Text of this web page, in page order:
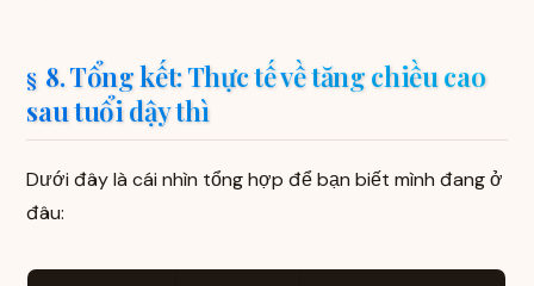
8. Tổng kết: Thực tế về tăng chiều cao
sau tuổi dậy thì
Dưới đây là cái nhìn tổng hợp để bạn biết mình đang ở
đâu: